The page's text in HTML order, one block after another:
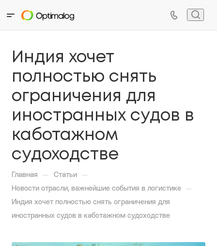
Индия хочет
полностью снять
ограничения для
иностранных судов в
каботажном
судоходстве
Главная — Статьи —
Новости отрасли, важнейшие события в логистике —
Индия хочет полностью снять ограничения для
иностранных судов в каботажном судоходстве